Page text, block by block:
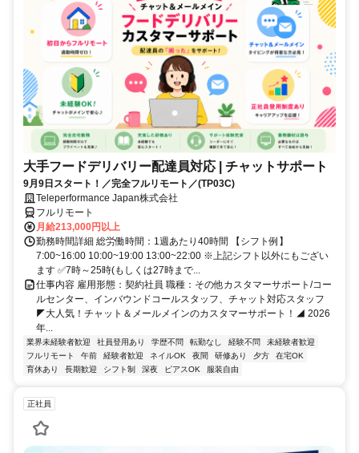
大手フードデリバリー配達員対応 | チャットサポート
9月9日スタート！／完全フルリモート／(TP03C)
Teleperformance Japan株式会社
フルリモート
月給213,000円以上
勤務時間詳細 総労働時間：1週あたり40時間 【シフト例】
7:00~16:00 10:00~19:00 13:00~22:00 ※上記シフト以外にもござい
ます ✅7時～25時(もしくは27時まで...
仕事内容 雇用形態：契約社員 職種：その他カスタマーサポート/コー
ルセンター、インバウンドコールスタッフ、チャット対応スタッフ
◤大人気！チャット＆メールメインのカスタマーサポート！◢ 2026
年...
業界未経験者歓迎 社員登用あり 学歴不問 転勤なし 経験不問
未経験者歓迎
フルリモート
午前 経験者歓迎 ネイルOK 夜間 研修あり 夕方
在宅OK
育休あり
長期歓迎 シフト制 深夜 ピアスOK 服装自由
正社員